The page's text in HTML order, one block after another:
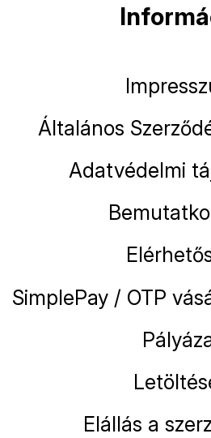
Általános
Adatvédelmi
SimplePay / OTP
Elállás a